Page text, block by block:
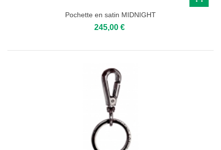
Pochette en satin MIDNIGHT
245,00 €